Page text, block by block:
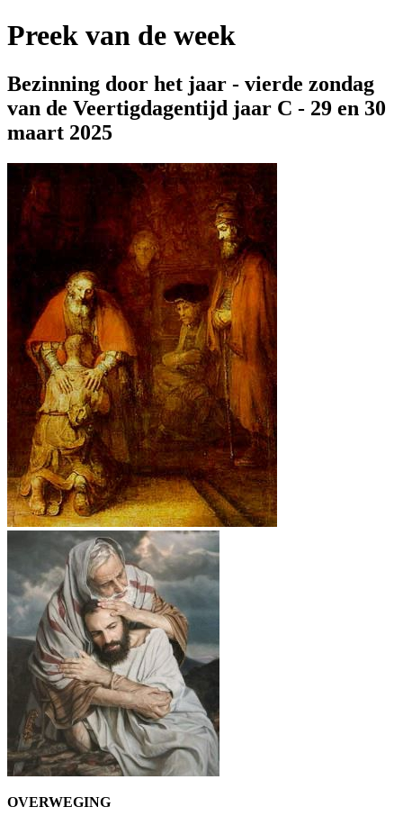
Preek van de week
Bezinning door het jaar - vierde zondag
van de Veertigdagentijd jaar C - 29 en 30
maart 2025
OVERWEGING